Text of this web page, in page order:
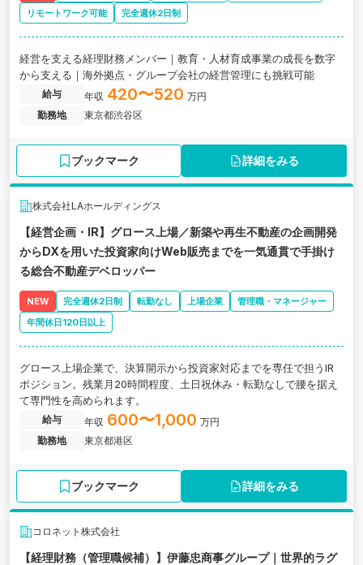
リモートワーク可能
完全週休2日制
経営を支える経理財務メンバー｜教育・人材育成事業の成長を数字
から支える｜海外拠点・グループ会社の経営管理にも挑戦可能
給与 年収 420〜520 万円
勤務地
東京都渋谷区
ブックマーク 詳細をみる
株式会社LAホールディングス
【経営企画・IR】グロース上場／新築や再生不動産の企画開発
からDXを用いた投資家向けWeb販売までを一気通貫で手掛け
る総合不動産デベロッパー
NEW 完全週休2日制 転勤なし 上場企業
管理職・マネージャー
年間休日120日以上
グロース上場企業で、決算開示から投資家対応までを専任で担うIR
ポジション。残業月20時間程度、土日祝休み・転勤なしで腰を据え
て専門性を高められます。
給与 年収 600〜1,000 万円
勤務地
東京都港区
ブックマーク 詳細をみる
コロネット株式会社
【経理財務（管理職候補）】伊藤忠商事グループ｜世界的ラグ